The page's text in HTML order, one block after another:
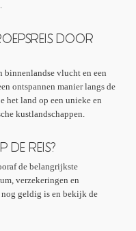
DOOR
binnenlandse vlucht en een
ontspannen manier langs de
het land op een unieke en
kustlandschappen.
DE REIS?
de belangrijkste
verzekeringen en
geldig is en bekijk de